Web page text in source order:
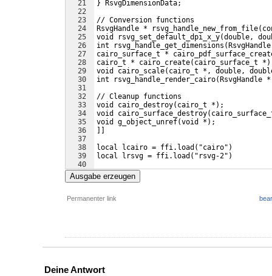
21
22
23
24
25
26
27
28
29
30
31
32
33
34
35
36
37
38
39
40
41
} RsvgDimensionData;
// Conversion functions
RsvgHandle * rsvg_handle_new_from_file(
void rsvg_set_default_dpi_x_y(double,
int rsvg_handle_get_dimensions (
cairo_surface_t *
cairo_t * cairo_create( cairo_surface_t * )
void cairo_scale( cairo_t *, double,
int rsvg_handle_render_cairo(
// Cleanup functions
void cairo_destroy( cairo_t * ) ;
void cairo_surface_destroy(
void g_object_unref(void * ) ;
local lcairo = ffi.load ( "cairo" )
local lrsvg = ffi.load ( "rsvg-2" )
function svg_to_pdf
Ausgabe erzeugen
Permanenter link
Deine Antwort